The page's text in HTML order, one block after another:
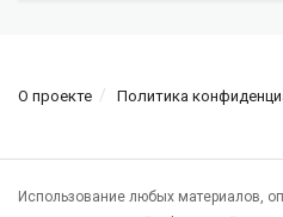
О проекте Политика
Использование любых материалов,